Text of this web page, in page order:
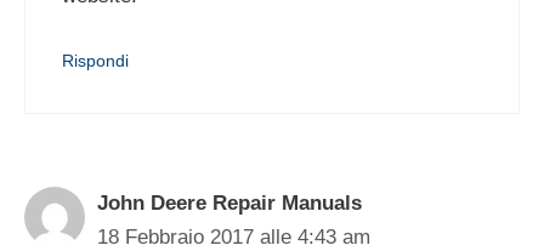
Rispondi
John Deere Repair Manuals
18 Febbraio 2017 alle 4:43 am